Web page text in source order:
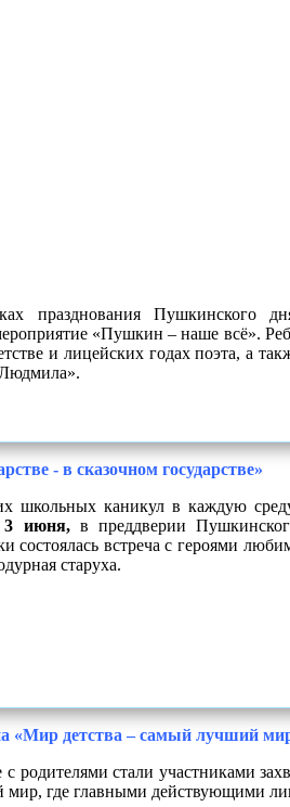
празднования Пушкинского
«Пушкин – наше
и лицейских годах поэта, а
- в сказочном государстве»
школьных каникул в каждую
3 июня, в преддверии
состоялась встреча с героями
старуха.
«Мир детства – самый лучший
родителями стали участниками
где главными действующими